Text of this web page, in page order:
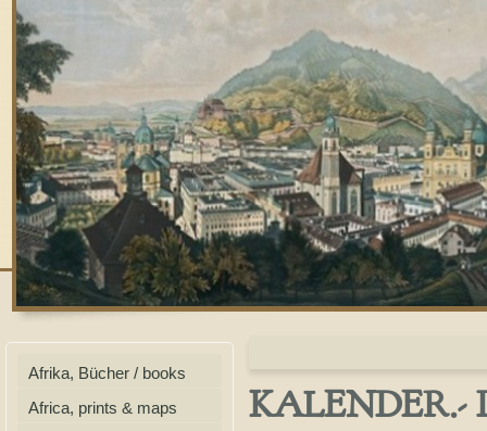
Afrika, Bücher / books
Africa, prints & maps
KALENDER.-